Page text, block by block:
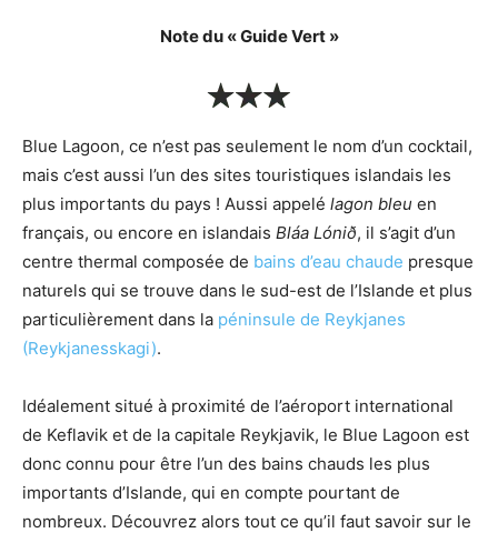
Note du « Guide Vert »
Blue Lagoon, ce n’est pas seulement le nom d’un cocktail,
mais c’est aussi l’un des sites touristiques islandais les
plus importants du pays ! Aussi appelé lagon bleu en
français, ou encore en islandais Bláa Lónið, il s’agit d’un
centre thermal composée de bains d’eau chaude presque
naturels qui se trouve dans le sud-est de l’Islande et plus
particulièrement dans la péninsule de Reykjanes
(Reykjanesskagi).
Idéalement situé à proximité de l’aéroport international
de Keflavik et de la capitale Reykjavik, le Blue Lagoon est
donc connu pour être l’un des bains chauds les plus
importants d’Islande, qui en compte pourtant de
nombreux. Découvrez alors tout ce qu’il faut savoir sur le